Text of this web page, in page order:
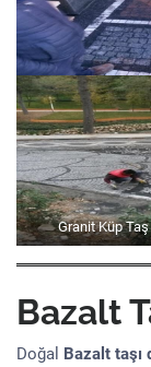
Granit Küp
Bazalt
Doğal Bazalt